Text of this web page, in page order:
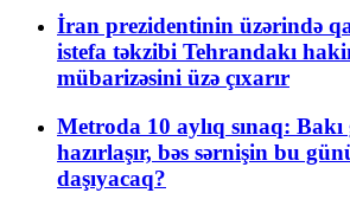
İran prezidentinin üzərində
istefa təkzibi Tehrandakı
mübarizəsini üzə çıxarır
Metroda 10 aylıq sınaq: Bakı
hazırlaşır, bəs sərnişin bu
daşıyacaq?